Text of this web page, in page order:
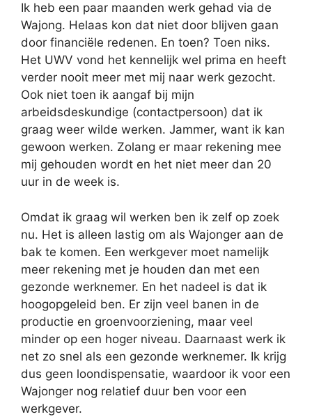
Ik heb een paar maanden werk gehad via de
Wajong. Helaas kon dat niet door blijven gaan
door financiële redenen. En toen? Toen niks.
Het UWV vond het kennelijk wel prima en heeft
verder nooit meer met mij naar werk gezocht.
Ook niet toen ik aangaf bij mijn
arbeidsdeskundige (contactpersoon) dat ik
graag weer wilde werken. Jammer, want ik kan
gewoon werken. Zolang er maar rekening mee
mij gehouden wordt en het niet meer dan 20
uur in de week is.
Omdat ik graag wil werken ben ik zelf op zoek
nu. Het is alleen lastig om als Wajonger aan de
bak te komen. Een werkgever moet namelijk
meer rekening met je houden dan met een
gezonde werknemer. En het nadeel is dat ik
hoogopgeleid ben. Er zijn veel banen in de
productie en groenvoorziening, maar veel
minder op een hoger niveau. Daarnaast werk ik
net zo snel als een gezonde werknemer. Ik krijg
dus geen loondispensatie, waardoor ik voor een
Wajonger nog relatief duur ben voor een
werkgever.